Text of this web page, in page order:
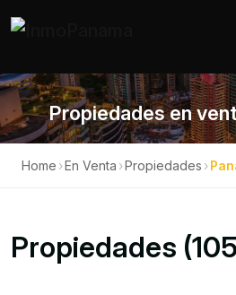
Propiedades en
Home ›En Venta ›Propiedades ›
Propiedades